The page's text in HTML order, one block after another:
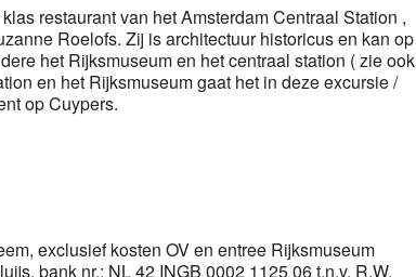
klas restaurant van het Amsterdam Centraal Station ,
Roelofs. Zij is architectuur historicus en kan op
het Rijksmuseum en het centraal station ( zie ook
en het Rijksmuseum gaat het in deze excursie /
op Cuypers.
exclusief kosten OV en entree Rijksmuseum
bank nr.: NL 42 INGB 0002 1125 06 t.n.v. R.W.